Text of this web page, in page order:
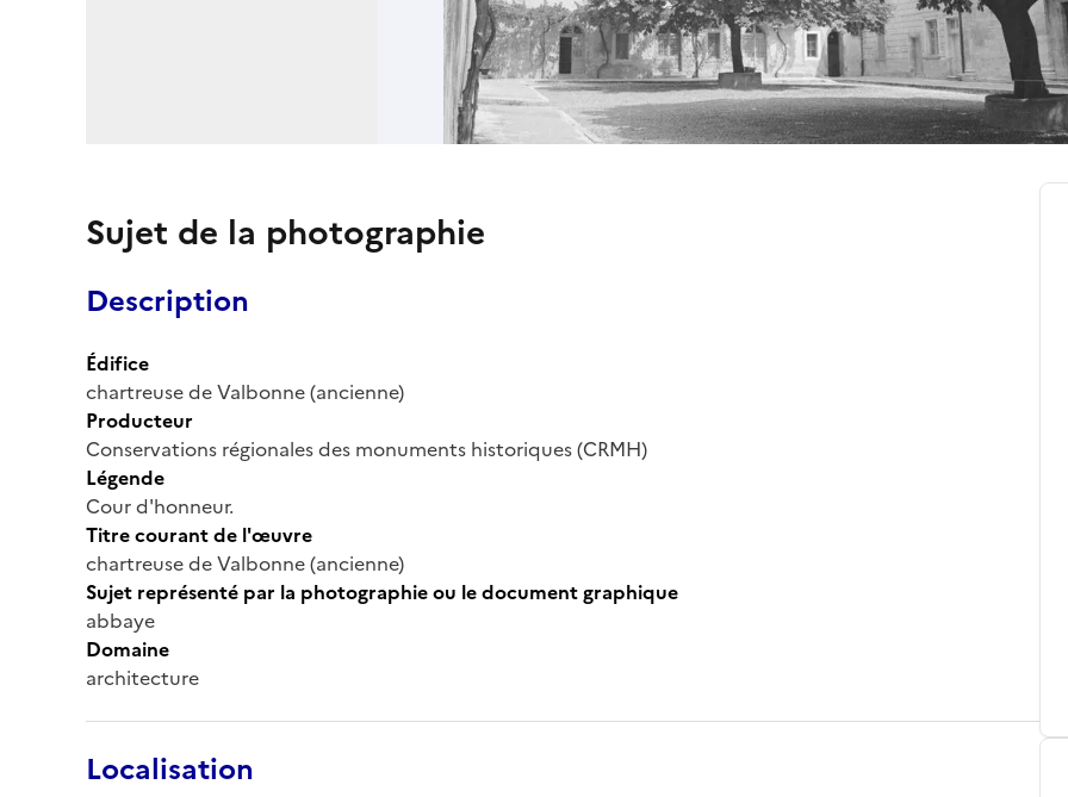
Sujet de la photographie
Description
Édifice
chartreuse de Valbonne (ancienne)
Producteur
Conservations régionales des monuments historiques (CRMH)
Légende
Cour d'honneur.
Titre courant de l'œuvre
chartreuse de Valbonne (ancienne)
Sujet représenté par la photographie ou le document graphique
abbaye
Domaine
architecture
Localisation